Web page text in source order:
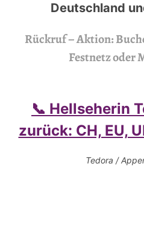
Deutschland
Rückruf – Aktion:
Festnetz oder
📞 Hellseherin
zurück: CH, EU,
Tedora /